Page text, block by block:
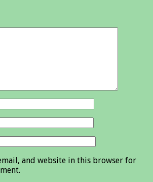
and website in this browser for